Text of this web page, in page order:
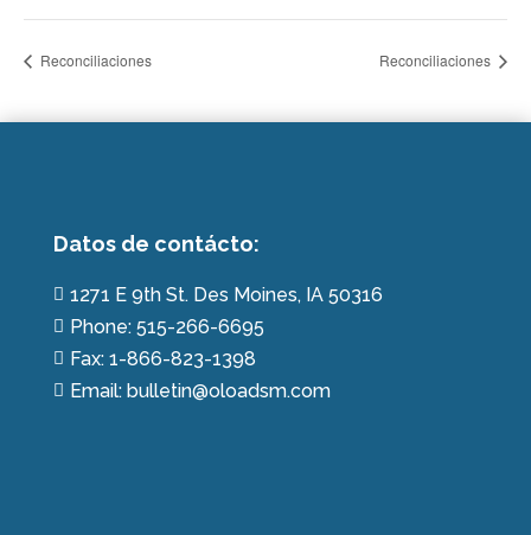
Reconciliaciones Reconciliaciones
Datos de contácto:
 1271 E 9th St. Des Moines, IA 50316
 Phone: 515-266-6695
 Fax: 1-866-823-1398
 Email: bulletin@oloadsm.com